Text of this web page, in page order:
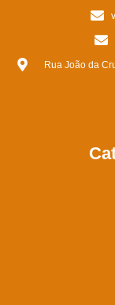
Rua João da